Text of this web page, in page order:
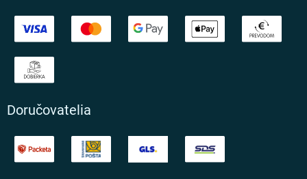
Doručovatelia